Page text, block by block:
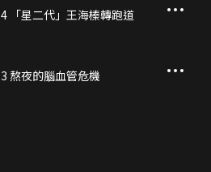
「星二代」王海榛轉跑道
熬夜的腦血管危機